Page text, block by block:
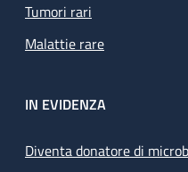
Tumori rari
Malattie rare
IN EVIDENZA
Diventa donatore di